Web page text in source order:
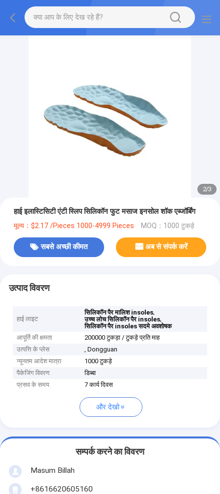
2/3
हाई इलास्टिसिटी एंटी स्लिप सिलिकॉन फुट मसाज इनसोल शॉक एब्जॉर्बिंग
मूल्य：$2.17 /Pieces 1000-4999 Pieces MOQ：1000 टुकड़े
सबसे अच्छी कीमत अब से संपर्क करें
उत्पाद विवरण
हाई लाइट
सिलिकॉन पैर मालिश insoles,
उच्च लोच सिलिकॉन पैर insoles,
सिलिकॉन पैर insoles सदमे अवशोषक
आपूर्ति की क्षमता
200000 टुकड़ा / टुकड़े प्रति माह
उत्पत्ति के प्लेस
, Dongguan
न्यूनतम आदेश मात्रा
1000 टुकड़े
पैकेजिंग विवरण
डिब्बा
प्रसव के समय
7 कार्य दिवस
और देखो
सम्पर्क करने का विवरण
Masum Billah
+8616620605160